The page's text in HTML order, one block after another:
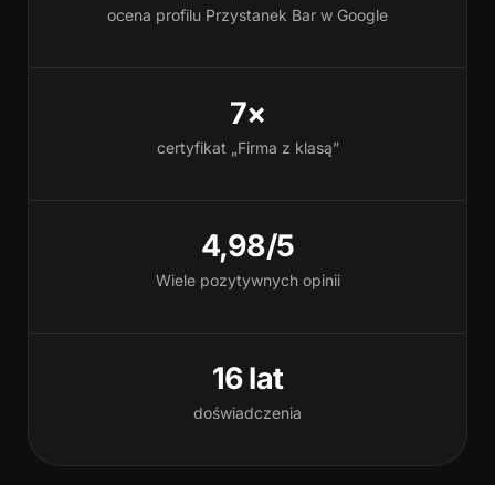
ocena profilu Przystanek Bar w Google
7×
certyfikat „Firma z klasą”
4,98/5
Wiele pozytywnych opinii
16 lat
doświadczenia